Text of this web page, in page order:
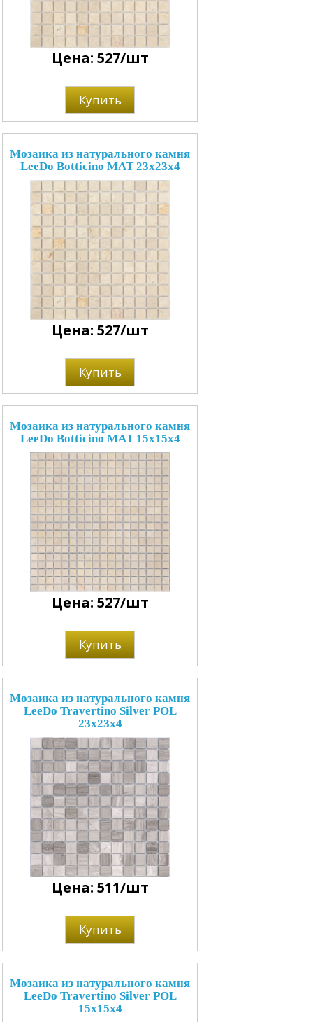
Цена: 527/шт
Купить
Мозаика из натурального камня
LeeDo Botticino MAT 23x23x4
Цена: 527/шт
Купить
Мозаика из натурального камня
LeeDo Botticino MAT 15x15x4
Цена: 527/шт
Купить
Мозаика из натурального камня
LeeDo Travertino Silver POL
23x23x4
Цена: 511/шт
Купить
Мозаика из натурального камня
LeeDo Travertino Silver POL
15x15x4